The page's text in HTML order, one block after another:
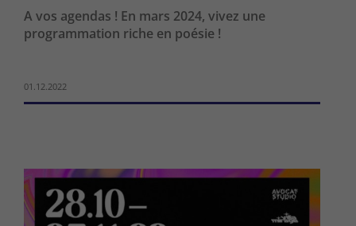
A vos agendas ! En mars 2024, vivez une
programmation riche en poésie !
01.12.2022